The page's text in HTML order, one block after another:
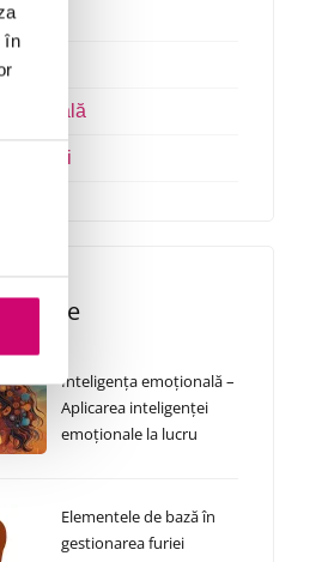
în
Digitală
Inteligența emoțională –
Aplicarea inteligenței
emoționale la lucru
Elementele de bază în
gestionarea furiei